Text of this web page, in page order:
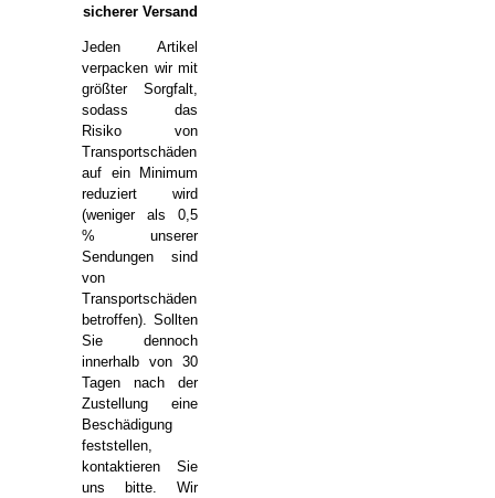
sicherer Versand
Jeden Artikel
verpacken wir mit
größter Sorgfalt,
sodass das
Risiko von
Transportschäden
auf ein Minimum
reduziert wird
(weniger als 0,5
% unserer
Sendungen sind
von
Transportschäden
betroffen). Sollten
Sie dennoch
innerhalb von 30
Tagen nach der
Zustellung eine
Beschädigung
feststellen,
kontaktieren Sie
uns bitte. Wir